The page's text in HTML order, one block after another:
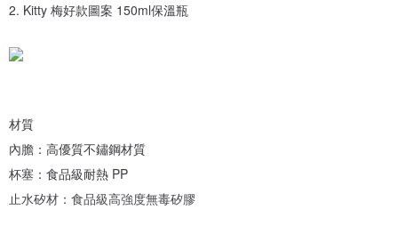
2. Kitty 梅好款圖案 150ml保溫瓶
材質
內膽：高優質不鏽鋼材質
杯塞：食品級耐熱 PP
止水矽材：食品級高強度無毒矽膠